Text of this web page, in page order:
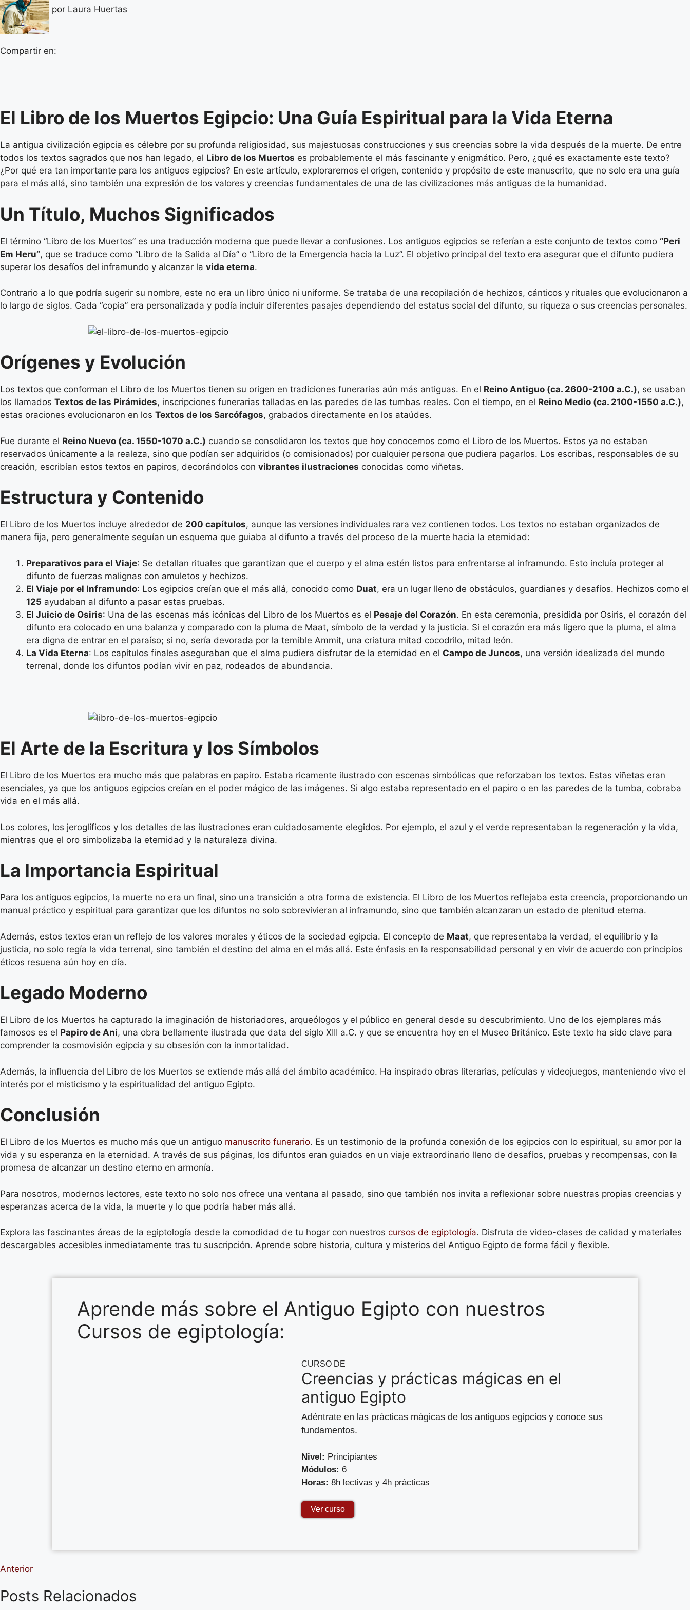
por Laura Huertas
Compartir en:
El Libro de los Muertos Egipcio: Una Guía Espiritual para la Vida Eterna
La antigua civilización egipcia es célebre por su profunda religiosidad, sus majestuosas construcciones y sus creencias sobre la vida después de la muerte. De entre
todos los textos sagrados que nos han legado, el Libro de los Muertos es probablemente el más fascinante y enigmático. Pero, ¿qué es exactamente este texto?
¿Por qué era tan importante para los antiguos egipcios? En este artículo, exploraremos el origen, contenido y propósito de este manuscrito, que no solo era una guía
para el más allá, sino también una expresión de los valores y creencias fundamentales de una de las civilizaciones más antiguas de la humanidad.
Un Título, Muchos Significados
El término “Libro de los Muertos” es una traducción moderna que puede llevar a confusiones. Los antiguos egipcios se referían a este conjunto de textos como “Peri
Em Heru”, que se traduce como “Libro de la Salida al Día” o “Libro de la Emergencia hacia la Luz”. El objetivo principal del texto era asegurar que el difunto pudiera
superar los desafíos del inframundo y alcanzar la vida eterna.
Contrario a lo que podría sugerir su nombre, este no era un libro único ni uniforme. Se trataba de una recopilación de hechizos, cánticos y rituales que evolucionaron a
lo largo de siglos. Cada “copia” era personalizada y podía incluir diferentes pasajes dependiendo del estatus social del difunto, su riqueza o sus creencias personales.
Orígenes y Evolución
Los textos que conforman el Libro de los Muertos tienen su origen en tradiciones funerarias aún más antiguas. En el Reino Antiguo (ca. 2600-2100 a.C.), se usaban
los llamados Textos de las Pirámides, inscripciones funerarias talladas en las paredes de las tumbas reales. Con el tiempo, en el Reino Medio (ca. 2100-1550 a.C.),
estas oraciones evolucionaron en los Textos de los Sarcófagos, grabados directamente en los ataúdes.
Fue durante el Reino Nuevo (ca. 1550-1070 a.C.) cuando se consolidaron los textos que hoy conocemos como el Libro de los Muertos. Estos ya no estaban
reservados únicamente a la realeza, sino que podían ser adquiridos (o comisionados) por cualquier persona que pudiera pagarlos. Los escribas, responsables de su
creación, escribían estos textos en papiros, decorándolos con vibrantes ilustraciones conocidas como viñetas.
Estructura y Contenido
El Libro de los Muertos incluye alrededor de 200 capítulos, aunque las versiones individuales rara vez contienen todos. Los textos no estaban organizados de
manera fija, pero generalmente seguían un esquema que guiaba al difunto a través del proceso de la muerte hacia la eternidad:
Preparativos para el Viaje: Se detallan rituales que garantizan que el cuerpo y el alma estén listos para enfrentarse al inframundo. Esto incluía proteger al
difunto de fuerzas malignas con amuletos y hechizos.
El Viaje por el Inframundo: Los egipcios creían que el más allá, conocido como Duat, era un lugar lleno de obstáculos, guardianes y desafíos. Hechizos como el
125 ayudaban al difunto a pasar estas pruebas.
El Juicio de Osiris: Una de las escenas más icónicas del Libro de los Muertos es el Pesaje del Corazón. En esta ceremonia, presidida por Osiris, el corazón del
difunto era colocado en una balanza y comparado con la pluma de Maat, símbolo de la verdad y la justicia. Si el corazón era más ligero que la pluma, el alma
era digna de entrar en el paraíso; si no, sería devorada por la temible Ammit, una criatura mitad cocodrilo, mitad león.
La Vida Eterna: Los capítulos finales aseguraban que el alma pudiera disfrutar de la eternidad en el Campo de Juncos, una versión idealizada del mundo
terrenal, donde los difuntos podían vivir en paz, rodeados de abundancia.
El Arte de la Escritura y los Símbolos
El Libro de los Muertos era mucho más que palabras en papiro. Estaba ricamente ilustrado con escenas simbólicas que reforzaban los textos. Estas viñetas eran
esenciales, ya que los antiguos egipcios creían en el poder mágico de las imágenes. Si algo estaba representado en el papiro o en las paredes de la tumba, cobraba
vida en el más allá.
Los colores, los jeroglíficos y los detalles de las ilustraciones eran cuidadosamente elegidos. Por ejemplo, el azul y el verde representaban la regeneración y la vida,
mientras que el oro simbolizaba la eternidad y la naturaleza divina.
La Importancia Espiritual
Para los antiguos egipcios, la muerte no era un final, sino una transición a otra forma de existencia. El Libro de los Muertos reflejaba esta creencia, proporcionando un
manual práctico y espiritual para garantizar que los difuntos no solo sobrevivieran al inframundo, sino que también alcanzaran un estado de plenitud eterna.
Además, estos textos eran un reflejo de los valores morales y éticos de la sociedad egipcia. El concepto de Maat, que representaba la verdad, el equilibrio y la
justicia, no solo regía la vida terrenal, sino también el destino del alma en el más allá. Este énfasis en la responsabilidad personal y en vivir de acuerdo con principios
éticos resuena aún hoy en día.
Legado Moderno
El Libro de los Muertos ha capturado la imaginación de historiadores, arqueólogos y el público en general desde su descubrimiento. Uno de los ejemplares más
famosos es el Papiro de Ani, una obra bellamente ilustrada que data del siglo XIII a.C. y que se encuentra hoy en el Museo Británico. Este texto ha sido clave para
comprender la cosmovisión egipcia y su obsesión con la inmortalidad.
Además, la influencia del Libro de los Muertos se extiende más allá del ámbito académico. Ha inspirado obras literarias, películas y videojuegos, manteniendo vivo el
interés por el misticismo y la espiritualidad del antiguo Egipto.
Conclusión
El Libro de los Muertos es mucho más que un antiguo manuscrito funerario. Es un testimonio de la profunda conexión de los egipcios con lo espiritual, su amor por la
vida y su esperanza en la eternidad. A través de sus páginas, los difuntos eran guiados en un viaje extraordinario lleno de desafíos, pruebas y recompensas, con la
promesa de alcanzar un destino eterno en armonía.
Para nosotros, modernos lectores, este texto no solo nos ofrece una ventana al pasado, sino que también nos invita a reflexionar sobre nuestras propias creencias y
esperanzas acerca de la vida, la muerte y lo que podría haber más allá.
Explora las fascinantes áreas de la egiptología desde la comodidad de tu hogar con nuestros cursos de egiptología. Disfruta de video-clases de calidad y materiales
descargables accesibles inmediatamente tras tu suscripción. Aprende sobre historia, cultura y misterios del Antiguo Egipto de forma fácil y flexible.
Aprende más sobre el Antiguo Egipto con nuestros
Cursos de egiptología:
CURSO DE
Creencias y prácticas mágicas en el
antiguo Egipto
Adéntrate en las prácticas mágicas de los antiguos egipcios y conoce sus
fundamentos.
Nivel: Principiantes
Módulos: 6
Horas: 8h lectivas y 4h prácticas
Ver curso
Anterior
Posts Relacionados